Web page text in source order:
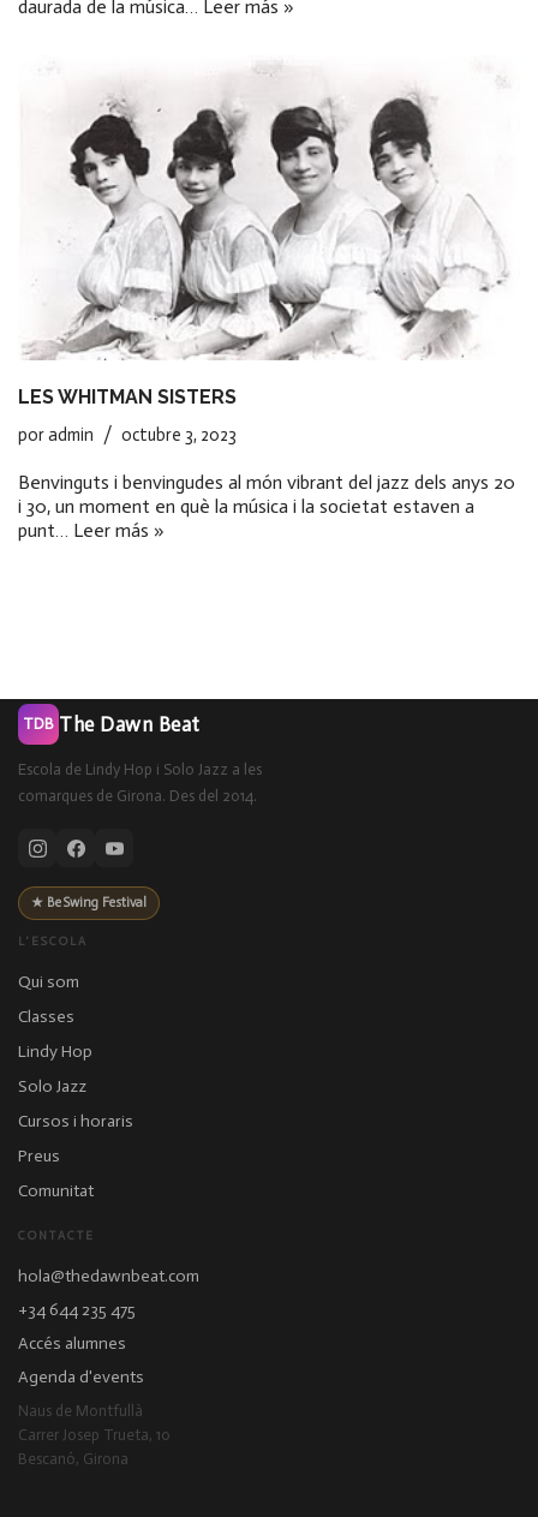
daurada de la música… Leer más »
LES WHITMAN SISTERS
poradmin octubre 3, 2023
Benvinguts i benvingudes al món vibrant del jazz dels anys 20
i 30, un moment en què la música i la societat estaven a
punt… Leer más »
TDB The Dawn Beat
Escola de Lindy Hop i Solo Jazz a les
comarques de Girona. Des del 2014.
★ BeSwing Festival
L'ESCOLA
Qui som
Classes
Lindy Hop
Solo Jazz
Cursos i horaris
Preus
Comunitat
CONTACTE
hola@thedawnbeat.com
+34 644 235 475
Accés alumnes
Agenda d'events
Naus de Montfullà
Carrer Josep Trueta, 10
Bescanó, Girona